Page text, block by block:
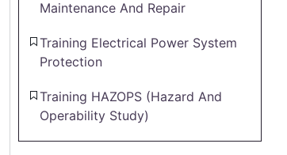
Maintenance And Repair
Training Electrical Power System
Protection
Training HAZOPS (Hazard And
Operability Study)